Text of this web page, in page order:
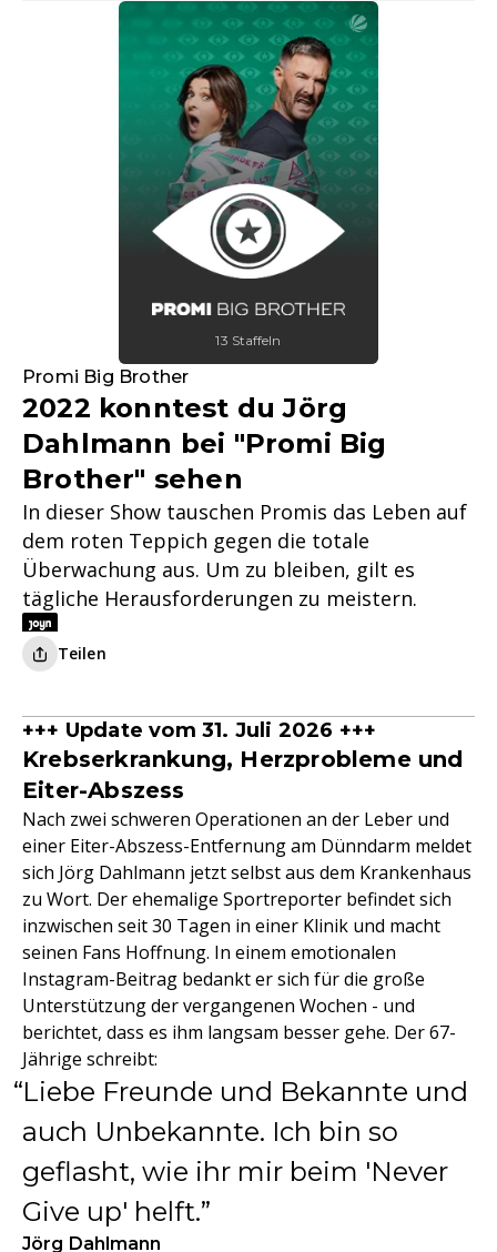
13 Staffeln
Promi Big Brother
2022 konntest du Jörg
Dahlmann bei "Promi Big
Brother" sehen
In dieser Show tauschen Promis das Leben auf
dem roten Teppich gegen die totale
Überwachung aus. Um zu bleiben, gilt es
tägliche Herausforderungen zu meistern.
Teilen
+++ Update vom 31. Juli 2026 +++
Krebserkrankung, Herzprobleme und
Eiter-Abszess
Nach zwei schweren Operationen an der Leber und
einer Eiter-Abszess-Entfernung am Dünndarm meldet
sich Jörg Dahlmann jetzt selbst aus dem Krankenhaus
zu Wort. Der ehemalige Sportreporter befindet sich
inzwischen seit 30 Tagen in einer Klinik und macht
seinen Fans Hoffnung. In einem emotionalen
Instagram-Beitrag bedankt er sich für die große
Unterstützung der vergangenen Wochen - und
berichtet, dass es ihm langsam besser gehe. Der 67-
Jährige schreibt:
Liebe Freunde und Bekannte und
auch Unbekannte. Ich bin so
geflasht, wie ihr mir beim 'Never
Give up' helft.
Jörg Dahlmann